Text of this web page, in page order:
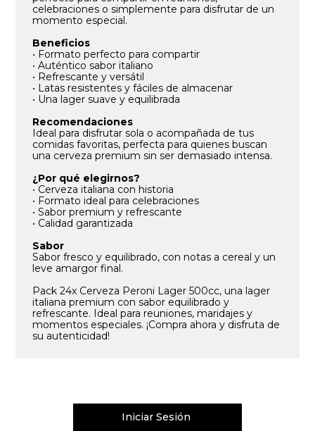
celebraciones o simplemente para disfrutar de un
momento especial.
Beneficios
• Formato perfecto para compartir
• Auténtico sabor italiano
• Refrescante y versátil
• Latas resistentes y fáciles de almacenar
• Una lager suave y equilibrada
Recomendaciones
Ideal para disfrutar sola o acompañada de tus
comidas favoritas, perfecta para quienes buscan
una cerveza premium sin ser demasiado intensa.
¿Por qué elegirnos?
• Cerveza italiana con historia
• Formato ideal para celebraciones
• Sabor premium y refrescante
• Calidad garantizada
Sabor
Sabor fresco y equilibrado, con notas a cereal y un
leve amargor final.
Pack 24x Cerveza Peroni Lager 500cc, una lager
italiana premium con sabor equilibrado y
refrescante. Ideal para reuniones, maridajes y
momentos especiales. ¡Compra ahora y disfruta de
su autenticidad!